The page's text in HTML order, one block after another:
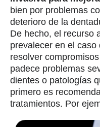
bien por problemas
deterioro de la
De hecho, el recurso
prevalecer en el
resolver
padece problemas
dientes o patologías
primero es
tratamientos. Por